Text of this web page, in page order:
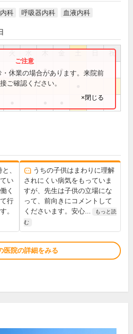
科 呼吸器内科 血液内科
祝
● ● ●
休業の場合があります。来院前
ご確認ください。
×閉じる
、
い
く
行
。
うちの子供はまわりに理解
されにくい病気をもっていま
すが、先生は子供の立場にな
って、前向きにコメントして
くださいます。安心...
もっと読
む
医院の詳細をみる